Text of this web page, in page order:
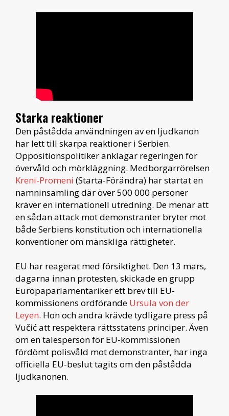
Starka reaktioner
Den påstådda användningen av en ljudkanon
har lett till skarpa reaktioner i Serbien.
Oppositionspolitiker anklagar regeringen för
övervåld och mörkläggning. Medborgarrörelsen
Kreni-Promeni (Starta-Förändra) har startat en
namninsamling där över 500 000 personer
kräver en internationell utredning. De menar att
en sådan attack mot demonstranter bryter mot
både Serbiens konstitution och internationella
konventioner om mänskliga rättigheter.
EU har reagerat med försiktighet. Den 13 mars,
dagarna innan protesten, skickade en grupp
Europaparlamentariker ett brev till EU-
kommissionens ordförande Ursula von der
Leyen. Hon och andra krävde tydligare press på
Vučić att respektera rättsstatens principer. Även
om en talesperson för EU-kommissionen
fördömt polisvåld mot demonstranter, har inga
officiella EU-beslut tagits om den påstådda
ljudkanonen.